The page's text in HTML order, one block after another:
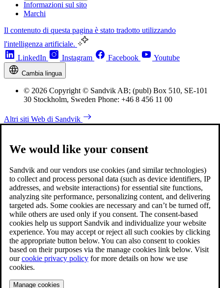
Informazioni sul sito
Marchi
Il contenuto di questa pagina è stato tradotto utilizzando
l'intelligenza artificiale.
LinkedIn
Instagram Facebook Youtube
Cambia lingua
© 2026 Copyright © Sandvik AB; (publ) Box 510, SE-101
30 Stockholm, Sweden Phone: +46 8 456 11 00
Altri siti Web di Sandvik
We would like your consent
Sandvik and our vendors use cookies (and similar technologies)
to collect and process personal data (such as device identifiers, IP
addresses, and website interactions) for essential site functions,
analyzing site performance, personalizing content, and delivering
targeted ads. Some cookies are necessary and can’t be turned off,
while others are used only if you consent. The consent-based
cookies help us support Sandvik and individualize your website
experience. You may accept or reject all such cookies by clicking
the appropriate button below. You can also consent to cookies
based on their purposes via the manage cookies link below. Visit
ourcookie privacy policy for more details on how we use
cookies.
Manage cookies